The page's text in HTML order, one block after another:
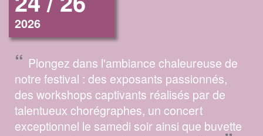
2026
“ Plongez dans l'ambiance chaleureuse de
notre festival : des exposants passionnés,
des workshops captivants réalisés par de
talentueux chorégraphes, un concert
exceptionnel le samedi soir ainsi que buvette